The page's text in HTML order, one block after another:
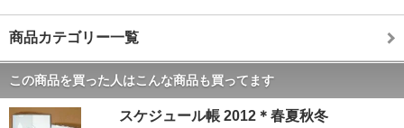
商品カテゴリー一覧
この商品を買った人はこんな商品も買ってます
スケジュール帳 2012＊春夏秋冬